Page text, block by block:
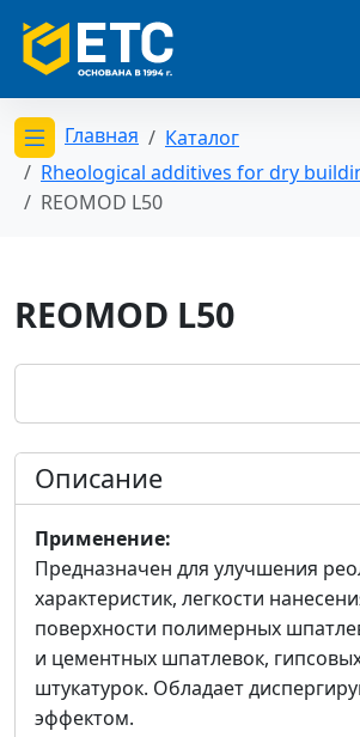
Открыть меню
Главная
Каталог
Rheological additives for dry
REOMOD L50
REOMOD L50
Описание
Применение:
Предназначен для улучшения
характеристик, легкости
поверхности полимерных
и цементных шпатлевок,
штукатурок. Обладает
эффектом.